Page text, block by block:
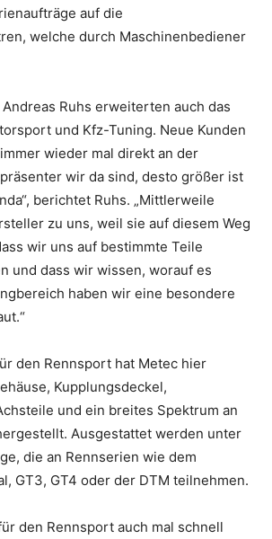
auf die
welche durch Maschinenbediener
Ruhs erweiterten auch das
und Kfz-Tuning. Neue Kunden
wieder mal direkt an der
wir da sind, desto größer ist
berichtet Ruhs. „Mittlerweile
zu uns, weil sie auf diesem Weg
wir uns auf bestimmte Teile
und dass wir wissen, worauf es
haben wir eine besondere
den Rennsport hat Metec hier
Kupplungsdeckel,
und ein breites Spektrum an
Ausgestattet werden unter
die an Rennserien wie dem
GT3, GT4 oder der DTM teilnehmen.
den Rennsport auch mal schnell